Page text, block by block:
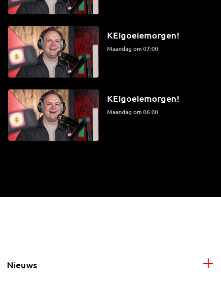
KEIgoeiemorgen!
maandag om 07:00
KEIgoeiemorgen!
maandag om 06:00
Nieuws